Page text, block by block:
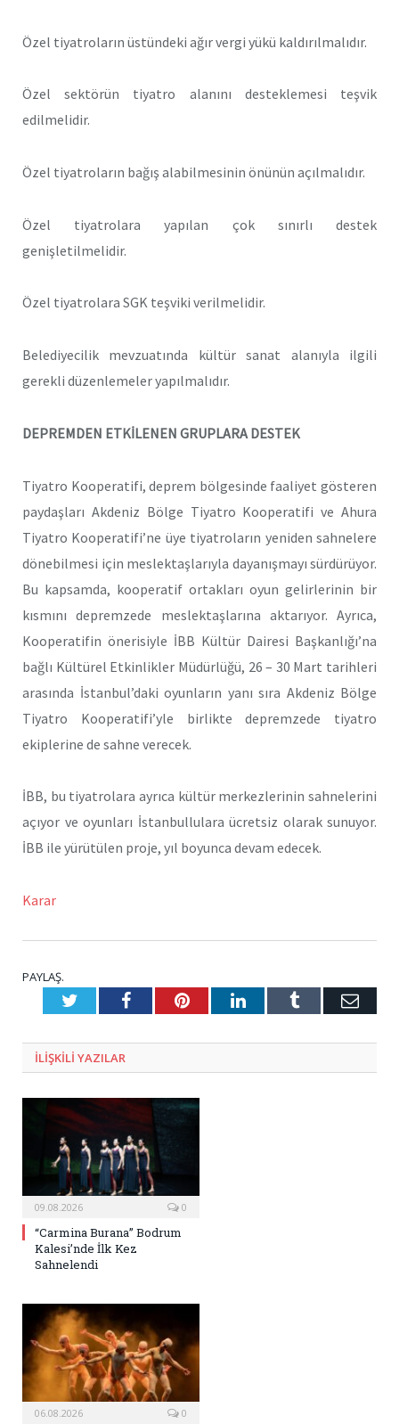
Özel tiyatroların üstündeki ağır vergi yükü kaldırılmalıdır.
Özel sektörün tiyatro alanını desteklemesi teşvik
edilmelidir.
Özel tiyatroların bağış alabilmesinin önünün açılmalıdır.
Özel tiyatrolara yapılan çok sınırlı destek
genişletilmelidir.
Özel tiyatrolara SGK teşviki verilmelidir.
Belediyecilik mevzuatında kültür sanat alanıyla ilgili
gerekli düzenlemeler yapılmalıdır.
DEPREMDEN ETKİLENEN GRUPLARA DESTEK
Tiyatro Kooperatifi, deprem bölgesinde faaliyet gösteren
paydaşları Akdeniz Bölge Tiyatro Kooperatifi ve Ahura
Tiyatro Kooperatifi’ne üye tiyatroların yeniden sahnelere
dönebilmesi için meslektaşlarıyla dayanışmayı sürdürüyor.
Bu kapsamda, kooperatif ortakları oyun gelirlerinin bir
kısmını depremzede meslektaşlarına aktarıyor. Ayrıca,
Kooperatifin önerisiyle İBB Kültür Dairesi Başkanlığı’na
bağlı Kültürel Etkinlikler Müdürlüğü, 26 – 30 Mart tarihleri
arasında İstanbul’daki oyunların yanı sıra Akdeniz Bölge
Tiyatro Kooperatifi’yle birlikte depremzede tiyatro
ekiplerine de sahne verecek.
İBB, bu tiyatrolara ayrıca kültür merkezlerinin sahnelerini
açıyor ve oyunları İstanbullulara ücretsiz olarak sunuyor.
İBB ile yürütülen proje, yıl boyunca devam edecek.
Karar
PAYLAŞ.
TwitterFacebookPinterestLinkedInTumblr E-
ILIŞKILI YAZILAR
09.08.2026 0
“Carmina Burana” Bodrum
Kalesi’nde İlk Kez
Sahnelendi
06.08.2026 0